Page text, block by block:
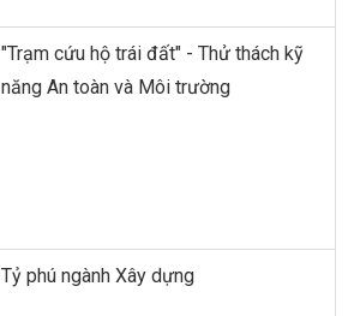
"Trạm cứu hộ trái đất" - Thử thách kỹ
năng An toàn và Môi trường
Tỷ phú ngành Xây dựng